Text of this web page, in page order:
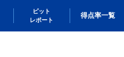
ピット
レポート
得点率一覧